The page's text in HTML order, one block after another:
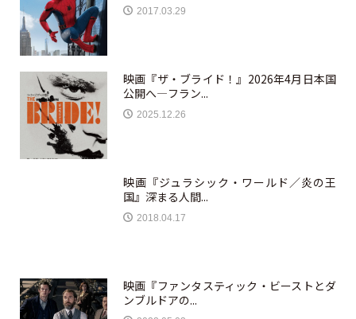
2017.03.29
映画『ザ・ブライド！』2026年4月日本国
公開へ—フラン...
2025.12.26
映画『ジュラシック・ワールド／炎の王
国』深まる人間...
2018.04.17
映画『ファンタスティック・ビーストとダ
ンブルドアの...